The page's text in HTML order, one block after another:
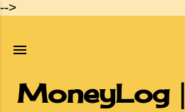
-->
기본 콘텐츠로
MoneyLog｜